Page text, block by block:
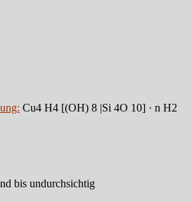
Cu4 H4 [(OH) 8 |Si 4O 10] · n H2
bis undurchsichtig